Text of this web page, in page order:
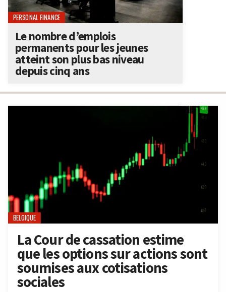
BELGIQUE
La Cour de cassation estime
que les options sur actions sont
soumises aux cotisations
sociales
PERSONAL FINANCE
Le nombre d’emplois
permanents pour les jeunes
atteint son plus bas niveau
depuis cinq ans